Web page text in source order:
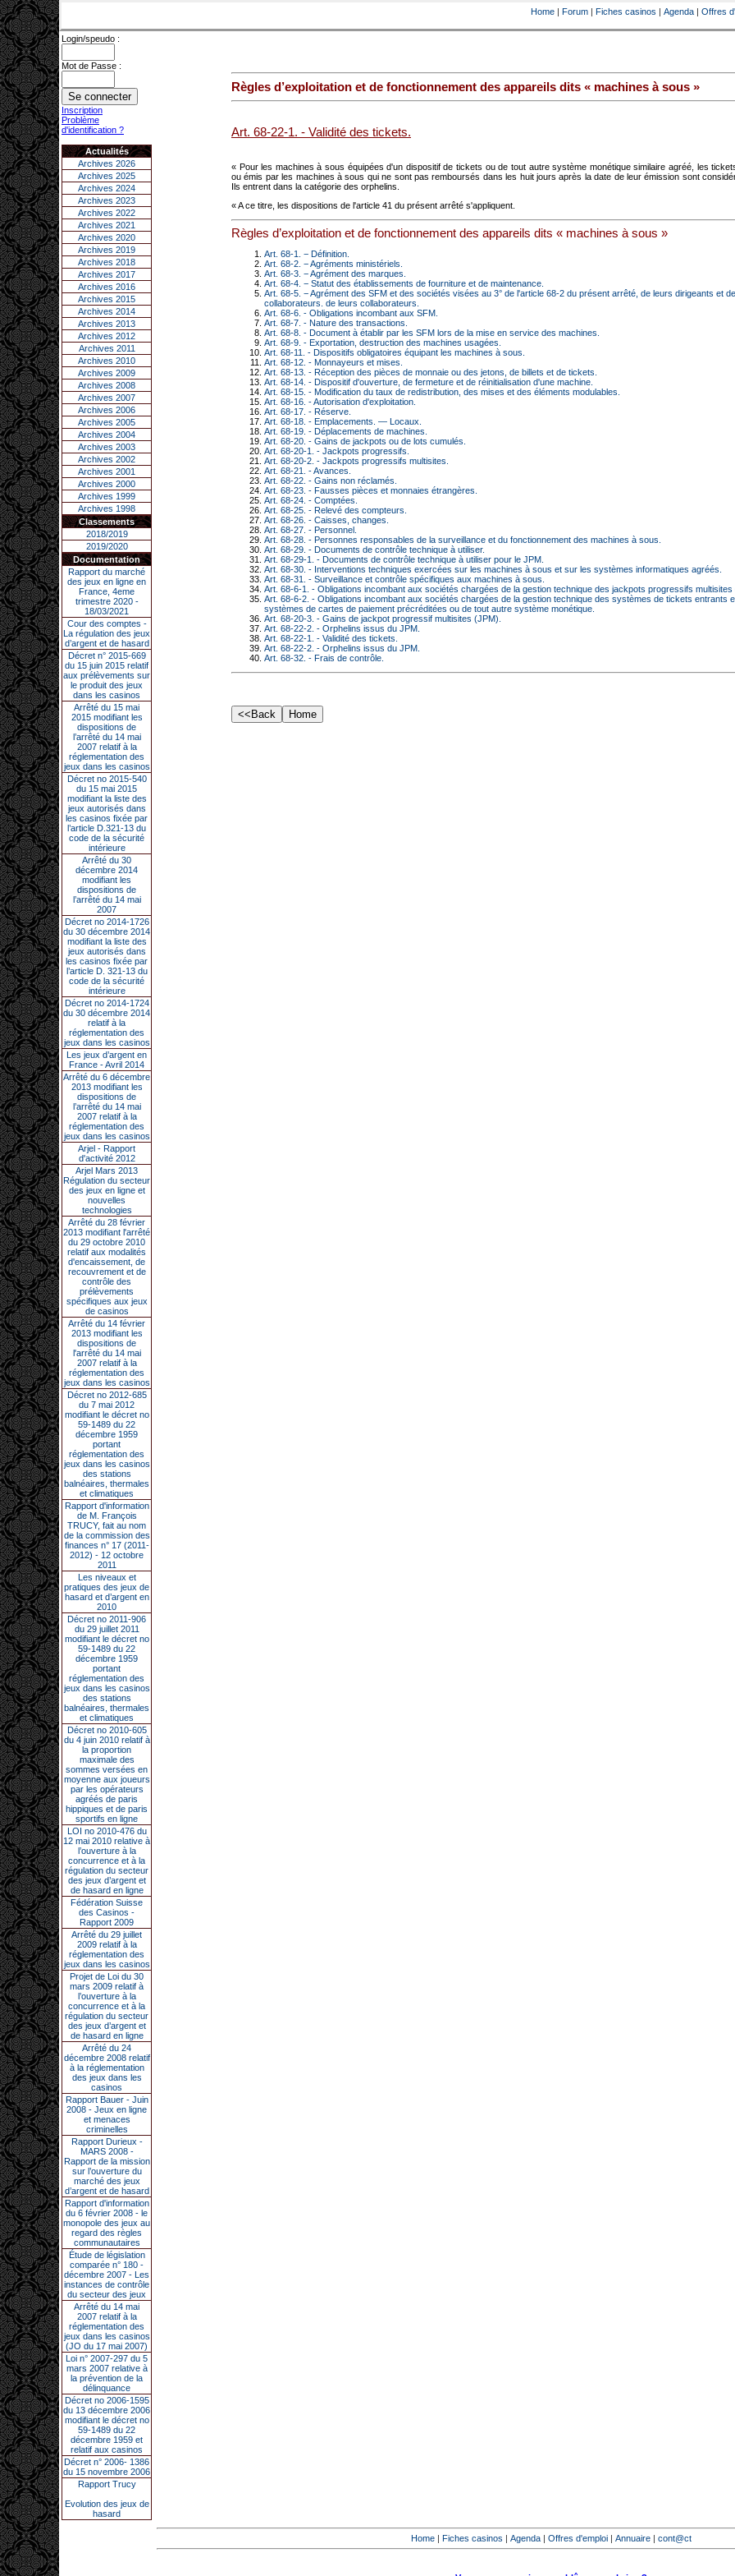
Home | Forum | Fiches casinos | Agenda | Offres
Login/speudo :
Mot de Passe :
Inscription
Problème
d'identification ?
Actualités
Archives 2026
Archives 2025
Archives 2024
Archives 2023
Archives 2022
Archives 2021
Archives 2020
Archives 2019
Archives 2018
Archives 2017
Archives 2016
Archives 2015
Archives 2014
Archives 2013
Archives 2012
Archives 2011
Archives 2010
Archives 2009
Archives 2008
Archives 2007
Archives 2006
Archives 2005
Archives 2004
Archives 2003
Archives 2002
Archives 2001
Archives 2000
Archives 1999
Archives 1998
Classements
2018/2019
2019/2020
Documentation
Rapport du marché
des jeux en ligne en
France, 4eme
trimestre 2020 -
18/03/2021
Cour des comptes -
La régulation des jeux
d’argent et de hasard
Décret n° 2015-669
du 15 juin 2015 relatif
aux prélèvements sur
le produit des jeux
dans les casinos
Arrêté du 15 mai
2015 modifiant les
dispositions de
l’arrêté du 14 mai
2007 relatif à la
réglementation des
jeux dans les casinos
Décret no 2015-540
du 15 mai 2015
modifiant la liste des
jeux autorisés dans
les casinos fixée par
l’article D.321-13 du
code de la sécurité
intérieure
Arrêté du 30
décembre 2014
modifiant les
dispositions de
l’arrêté du 14 mai
2007
Décret no 2014-1726
du 30 décembre 2014
modifiant la liste des
jeux autorisés dans
les casinos fixée par
l’article D. 321-13 du
code de la sécurité
intérieure
Décret no 2014-1724
du 30 décembre 2014
relatif à la
réglementation des
jeux dans les casinos
Les jeux d’argent en
France - Avril 2014
Arrêté du 6 décembre
2013 modifiant les
dispositions de
l’arrêté du 14 mai
2007 relatif à la
réglementation des
jeux dans les casinos
Arjel - Rapport
d'activité 2012
Arjel Mars 2013
Régulation du secteur
des jeux en ligne et
nouvelles
technologies
Arrêté du 28 février
2013 modifiant l'arrêté
du 29 octobre 2010
relatif aux modalités
d'encaissement, de
recouvrement et de
contrôle des
prélèvements
spécifiques aux jeux
de casinos
Arrêté du 14 février
2013 modifiant les
dispositions de
l'arrêté du 14 mai
2007 relatif à la
réglementation des
jeux dans les casinos
Décret no 2012-685
du 7 mai 2012
modifiant le décret no
59-1489 du 22
décembre 1959
portant
réglementation des
jeux dans les casinos
des stations
balnéaires, thermales
et climatiques
Rapport d'information
de M. François
TRUCY, fait au nom
de la commission des
finances n° 17 (2011-
2012) - 12 octobre
2011
Les niveaux et
pratiques des jeux de
hasard et d’argent en
2010
Décret no 2011-906
du 29 juillet 2011
modifiant le décret no
59-1489 du 22
décembre 1959
portant
réglementation des
jeux dans les casinos
des stations
balnéaires, thermales
et climatiques
Décret no 2010-605
du 4 juin 2010 relatif à
la proportion
maximale des
sommes versées en
moyenne aux joueurs
par les opérateurs
agréés de paris
hippiques et de paris
sportifs en ligne
LOI no 2010-476 du
12 mai 2010 relative à
l’ouverture à la
concurrence et à la
régulation du secteur
des jeux d’argent et
de hasard en ligne
Fédération Suisse
des Casinos -
Rapport 2009
Arrêté du 29 juillet
2009 relatif à la
réglementation des
jeux dans les casinos
Projet de Loi du 30
mars 2009 relatif à
l’ouverture à la
concurrence et à la
régulation du secteur
des jeux d’argent et
de hasard en ligne
Arrêté du 24
décembre 2008 relatif
à la réglementation
des jeux dans les
casinos
Rapport Bauer - Juin
2008 - Jeux en ligne
et menaces
criminelles
Rapport Durieux -
MARS 2008 -
Rapport de la mission
sur l’ouverture du
marché des jeux
d’argent et de hasard
Rapport d'information
du 6 février 2008 - le
monopole des jeux au
regard des règles
communautaires
Étude de législation
comparée n° 180 -
décembre 2007 - Les
instances de contrôle
du secteur des jeux
Arrêté du 14 mai
2007 relatif à la
réglementation des
jeux dans les casinos
(JO du 17 mai 2007)
Loi n° 2007-297 du 5
mars 2007 relative à
la prévention de la
délinquance
Décret no 2006-1595
du 13 décembre 2006
modifiant le décret no
59-1489 du 22
décembre 1959 et
relatif aux casinos
Décret n° 2006- 1386
du 15 novembre 2006
Rapport Trucy
Evolution des jeux de
hasard
Règles d’exploitation et de fonctionnement des appareils dits « machines à sous »
Art. 68-22-1. - Validité des tickets.
« Pour les machines à sous équipées d'un dispositif de tickets ou de tout autre système monétique similaire agréé, les
ou émis par les machines à sous qui ne sont pas remboursés dans les huit jours après la date de leur émission sont
Ils entrent dans la catégorie des orphelins.
« A ce titre, les dispositions de l'article 41 du présent arrêté s'appliquent.
Règles d’exploitation et de fonctionnement des appareils dits « machines à sous »
Art. 68-1. − Définition.
Art. 68-2. − Agréments ministériels.
Art. 68-3. − Agrément des marques.
Art. 68-4. − Statut des établissements de fourniture et de maintenance.
Art. 68-5. − Agrément des SFM et des sociétés visées au 3° de l'article 68-2 du présent arrêté, de leurs dirigeants et
collaborateurs. de leurs collaborateurs.
Art. 68-6. - Obligations incombant aux SFM.
Art. 68-7. - Nature des transactions.
Art. 68-8. - Document à établir par les SFM lors de la mise en service des machines.
Art. 68-9. - Exportation, destruction des machines usagées.
Art. 68-11. - Dispositifs obligatoires équipant les machines à sous.
Art. 68-12. - Monnayeurs et mises.
Art. 68-13. - Réception des pièces de monnaie ou des jetons, de billets et de tickets.
Art. 68-14. - Dispositif d'ouverture, de fermeture et de réinitialisation d'une machine.
Art. 68-15. - Modification du taux de redistribution, des mises et des éléments modulables.
Art. 68-16. - Autorisation d'exploitation.
Art. 68-17. - Réserve.
Art. 68-18. - Emplacements. ― Locaux.
Art. 68-19. - Déplacements de machines.
Art. 68-20. - Gains de jackpots ou de lots cumulés.
Art. 68-20-1. - Jackpots progressifs.
Art. 68-20-2. - Jackpots progressifs multisites.
Art. 68-21. - Avances.
Art. 68-22. - Gains non réclamés.
Art. 68-23. - Fausses pièces et monnaies étrangères.
Art. 68-24. - Comptées.
Art. 68-25. - Relevé des compteurs.
Art. 68-26. - Caisses, changes.
Art. 68-27. - Personnel.
Art. 68-28. - Personnes responsables de la surveillance et du fonctionnement des machines à sous.
Art. 68-29. - Documents de contrôle technique à utiliser.
Art. 68-29-1. - Documents de contrôle technique à utiliser pour le JPM.
Art. 68-30. - Interventions techniques exercées sur les machines à sous et sur les systèmes informatiques agréés.
Art. 68-31. - Surveillance et contrôle spécifiques aux machines à sous.
Art. 68-6-1. - Obligations incombant aux sociétés chargées de la gestion technique des jackpots progressifs multisites
Art. 68-6-2. - Obligations incombant aux sociétés chargées de la gestion technique des systèmes de tickets entrants
systèmes de cartes de paiement précréditées ou de tout autre système monétique.
Art. 68-20-3. - Gains de jackpot progressif multisites (JPM).
Art. 68-22-2. - Orphelins issus du JPM.
Art. 68-22-1. - Validité des tickets.
Art. 68-22-2. - Orphelins issus du JPM.
Art. 68-32. - Frais de contrôle.
Home | Fiches casinos | Agenda | Offres d'emploi | Annuaire | cont@ct